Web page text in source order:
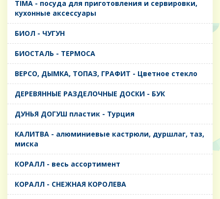
TIMA - посуда для приготовления и сервировки,
кухонные аксессуары
БИОЛ - ЧУГУН
БИОСТАЛЬ - ТЕРМОСА
ВЕРСО, ДЫМКА, ТОПАЗ, ГРАФИТ - Цветное стекло
ДЕРЕВЯННЫЕ РАЗДЕЛОЧНЫЕ ДОСКИ - БУК
ДУНЬЯ ДОГУШ пластик - Турция
КАЛИТВА - алюминиевые кастрюли, дуршлаг, таз,
миска
КОРАЛЛ - весь ассортимент
КОРАЛЛ - СНЕЖНАЯ КОРОЛЕВА